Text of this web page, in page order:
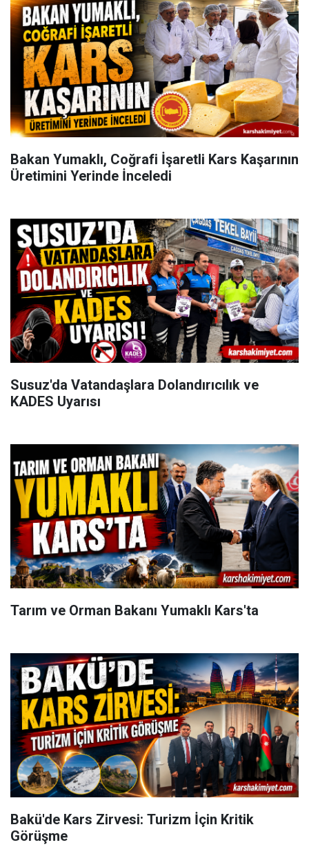
Bakan Yumaklı, Coğrafi İşaretli Kars Kaşarının
Üretimini Yerinde İnceledi
Susuz'da Vatandaşlara Dolandırıcılık ve
KADES Uyarısı
Tarım ve Orman Bakanı Yumaklı Kars'ta
Bakü'de Kars Zirvesi: Turizm İçin Kritik
Görüşme